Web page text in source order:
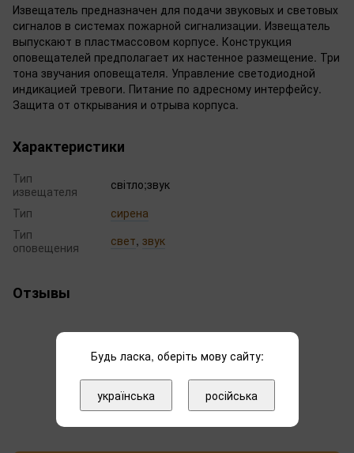
Извещатель предназначен для подачи звуковых и световых
сигналов в системах пожарной сигнализации. Извещатель
выпускают в пластмассовом корпусе. Конструкция
оповещателей предполагает их настенное размещение. Три
тона звучания оповещателя. Управление светодиодной
индикацией тревоги. Питание по адресному интерфейсу.
Защита от открывания и отрыва корпуса.
Характеристики
Тип
извещателя
світло;звук
Тип
сирена
Тип
оповещения
свет, звук
Отзывы
Добавьте первый отзыв
Будь ласка, оберіть мову сайту:
українська російська